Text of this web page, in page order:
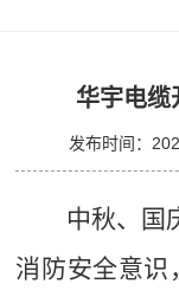
华宇电缆
发布时间：
中秋、国
消防安全意识